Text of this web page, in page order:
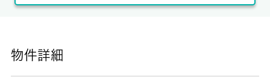
物件詳細